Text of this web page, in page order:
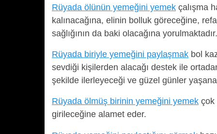
Rüyada ölünün yemeğini yemek çalışma
kalınacağına, elinin bolluk göreceğine,
sağlığının da baki olacağına yorulmaktadır.
Rüyada biriyle yemeğini paylaşmak bol
sevdiği kişilerden alacağı destek ile
şekilde ilerleyeceği ve güzel günler
Rüyada ölmüş birinin yemeğini yemek çok
girileceğine alamet eder.